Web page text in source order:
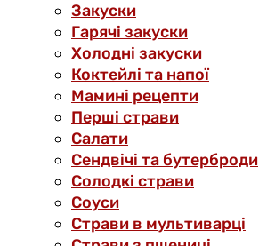
Закуски
Гарячі закуски
Холодні закуски
Коктейлі та напої
Мамині рецепти
Перші страви
Салати
Сендвічі та бутерброди
Солодкі страви
Соуси
Страви в мультиварці